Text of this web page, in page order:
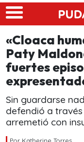
Skip to main content
«Cloaca
Paty
fuertes
Sin guardarse
defendió a través
arremetió con
Por Katherine Torres